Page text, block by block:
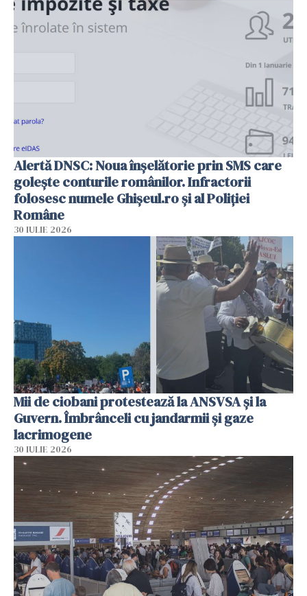
Alertă DNSC: Noua înșelătorie prin SMS care
golește conturile românilor. Infractorii
folosesc numele Ghișeul.ro și al Poliției
Române
30 IULIE 2026
Mii de ciobani protestează la ANSVSA și la
Guvern. Îmbrânceli cu jandarmii și gaze
lacrimogene
30 IULIE 2026